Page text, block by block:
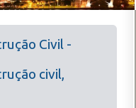
Civil -
civil,